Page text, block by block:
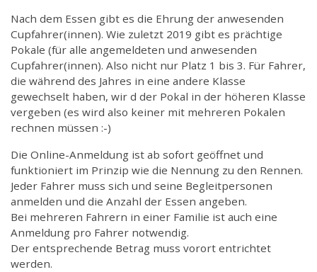
Nach dem Essen gibt es die Ehrung der anwesenden
Cupfahrer(innen). Wie zuletzt 2019 gibt es prächtige
Pokale (für alle angemeldeten und anwesenden
Cupfahrer(innen). Also nicht nur Platz 1 bis 3. Für Fahrer,
die während des Jahres in eine andere Klasse
gewechselt haben, wir d der Pokal in der höheren Klasse
vergeben (es wird also keiner mit mehreren Pokalen
rechnen müssen :-)
Die Online-Anmeldung ist ab sofort geöffnet und
funktioniert im Prinzip wie die Nennung zu den Rennen.
Jeder Fahrer muss sich und seine Begleitpersonen
anmelden und die Anzahl der Essen angeben.
Bei mehreren Fahrern in einer Familie ist auch eine
Anmeldung pro Fahrer notwendig.
Der entsprechende Betrag muss vorort entrichtet
werden.